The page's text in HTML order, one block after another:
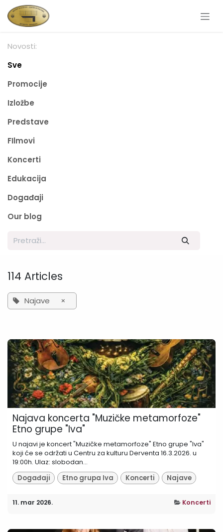
Skip to Content
Novosti:
Sve
Promocije
Izložbe
Predstave
FIlmovi
Koncerti
Edukacija
Događaji
Our blog
114 Articles
Najave ×
Najava koncerta "Muzičke metamorfoze"
Etno grupe "Iva"
U najavi je koncert "Muzičke metamorfoze" Etno grupe "Iva"
koji će se održati u Centru za kulturu Derventa 16.3.2026. u
19:00h. Ulaz: slobodan...
Događaji
Etno grupa Iva Koncerti Najave
11. mar 2026. Koncerti